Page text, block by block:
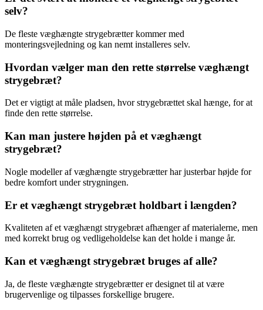
selv?
De fleste væghængte strygebrætter kommer med
monteringsvejledning og kan nemt installeres selv.
Hvordan vælger man den rette størrelse væghængt
strygebræt?
Det er vigtigt at måle pladsen, hvor strygebrættet skal hænge, for at
finde den rette størrelse.
Kan man justere højden på et væghængt
strygebræt?
Nogle modeller af væghængte strygebrætter har justerbar højde for
bedre komfort under strygningen.
Er et væghængt strygebræt holdbart i længden?
Kvaliteten af et væghængt strygebræt afhænger af materialerne, men
med korrekt brug og vedligeholdelse kan det holde i mange år.
Kan et væghængt strygebræt bruges af alle?
Ja, de fleste væghængte strygebrætter er designet til at være
brugervenlige og tilpasses forskellige brugere.